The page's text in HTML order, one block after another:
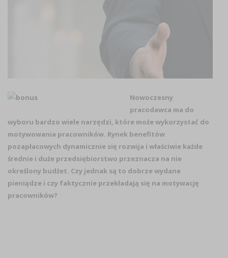
Nowoczesny
pracodawca ma do
wyboru bardzo wiele narzędzi, które może wykorzystać do
motywowania pracowników. Rynek benefitów
pozapłacowych dynamicznie się rozwija i właściwie każde
średnie i duże przedsiębiorstwo przeznacza na nie
określony budżet. Czy jednak są to dobrze wydane
pieniądze i czy faktycznie przekładają się na motywację
pracowników?